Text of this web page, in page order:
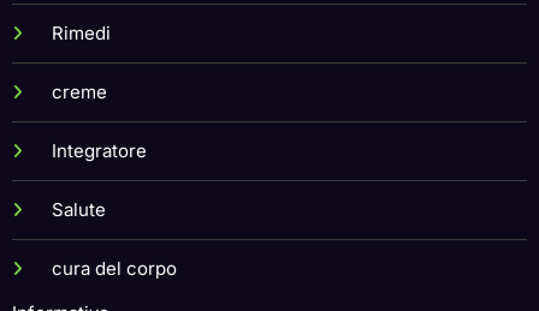
Rimedi
creme
Integratore
Salute
cura del corpo